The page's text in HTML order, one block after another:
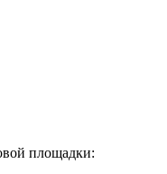
площадки: